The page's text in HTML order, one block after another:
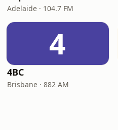
Adelaide · 104.7 FM
4
4BC
Brisbane · 882 AM